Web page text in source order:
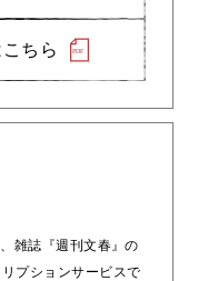
ちら
雑誌『週刊文春』の
プションサービスで